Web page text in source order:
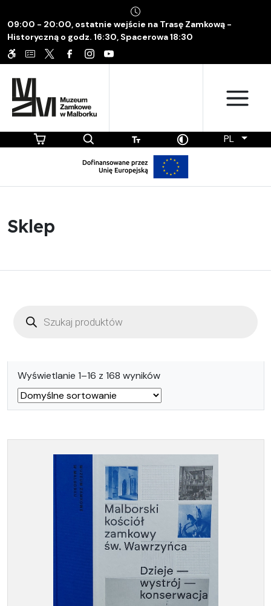
09:00 - 20:00, ostatnie wejście na Trasę Zamkową -
Historyczną o godz. 16:30, Spacerowa 18:30
PL
Sklep
produktów
Wyświetlanie 1–16 z 168 wyników